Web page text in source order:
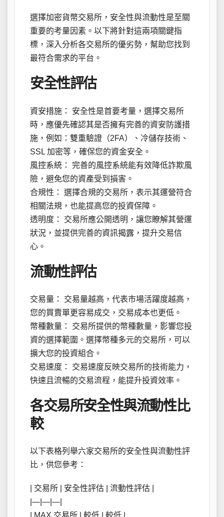
選擇加密貨幣交易所，安全性與流動性是至關
重要的考量因素。以下將針對這兩項關鍵指
標，深入分析各交易所的優劣勢，幫助您找到
最符合需求的平台。
安全性評估
資安措施： 安全性是首要考量，選擇交易所
時，應優先確認其是否擁有完善的資安防護措
施，例如：雙重驗證（2FA）、冷儲存技術、
SSL 加密等，確保您的資金安全。
風控系統： 完善的風控系統能有效降低詐欺風
險，避免您的資產受到損害。
合規性： 選擇合規的交易所，表示其運營符合
相關法規，也能提高您的投資保障。
透明度： 交易所應公開透明，讓您瞭解其營運
狀況，並提供完善的資訊揭露，提升交易信
心。
流動性評估
交易量： 交易量越高，代表市場活躍度越高，
您的買賣單更容易成交，交易成本也更低。
幣種數量： 交易所提供的幣種數量，影響您投
資的選擇範圍。選擇幣種多元的交易所，可以
擴大您的投資組合。
交易速度： 交易速度反映交易所的技術能力，
快速且流暢的交易流程，能提升投資效率。
各交易所安全性與流動性比
較
以下表格列舉六家交易所的安全性與流動性評
比，供您參考：
| 交易所 | 安全性評估 | 流動性評估 |
|—|—|—|